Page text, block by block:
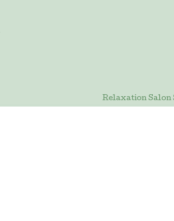
Relaxation Salon